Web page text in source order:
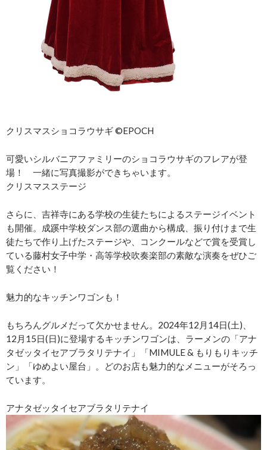
クリスマスショコラウサギ ©EPOCH
可愛いシルバニアファミリーのショコラウサギのフレアが登
場！ 一緒に写真撮影ができちゃいます。
クリスマスステージ
さらに、吉祥寺にある学校の生徒たちによるステージイベント
も開催。成蹊中学校ダンス部の選曲から構成、振り付けまで生
徒たちで作り上げたステージや、コンクールなどで賞を受賞し
ている藤村女子中学・高等学校吹奏楽部の素敵な演奏をぜひご
覧ください！
魅力的なキッチンワゴンも！
もちろんグルメだって欠かせません。2024年12月14日(土)、
12月15日(日)に登場するキッチンワゴンは、ラーメンの「アナ
タゼッタイセアブラタリテナイ」「MIMULE & もりもりキッチ
ン」「ゆめよい屋台」。どのお店も魅力的なメニューがそろっ
ています。
アナタゼッタイセアブラタリテナイ